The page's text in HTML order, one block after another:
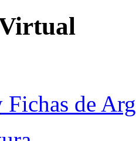
Fichas de